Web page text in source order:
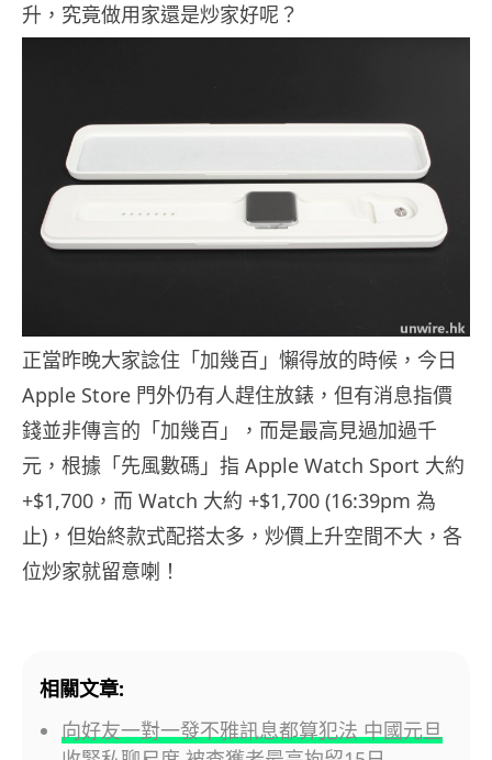
升，究竟做用家還是炒家好呢？
正當昨晚大家諗住「加幾百」懶得放的時候，今日
Apple Store 門外仍有人趕住放錶，但有消息指價
錢並非傳言的「加幾百」，而是最高見過加過千
元，根據「先風數碼」指 Apple Watch Sport 大約
+$1,700，而 Watch 大約 +$1,700 (16:39pm 為
止)，但始終款式配搭太多，炒價上升空間不大，各
位炒家就留意喇！
相關文章:
向好友一對一發不雅訊息都算犯法 中國元旦